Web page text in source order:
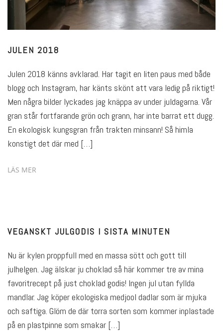
JULEN 2018
Julen 2018 känns avklarad. Har tagit en liten paus med både
blogg och Instagram, har känts skönt att vara ledig på riktigt!
Men några bilder lyckades jag knäppa av under juldagarna. Vår
gran står fortfarande grön och grann, har inte barrat ett dugg.
En ekologisk kungsgran från trakten minsann! Så himla
konstigt det där med […]
LÄS MER
VEGANSKT JULGODIS I SISTA MINUTEN
Nu är kylen proppfull med en massa sött och gott till
julhelgen. Jag älskar ju choklad så här kommer tre av mina
favoritrecept på just choklad godis! Ingen jul utan fyllda
mandlar. Jag köper ekologiska medjool dadlar som är mjuka
och saftiga. Glöm de där torra sorten som kommer inplastade
på en plastpinne som smakar […]